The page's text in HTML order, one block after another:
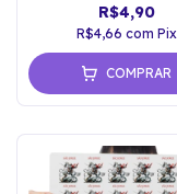
R$4,90
R$4,66 com Pix
COMPRAR